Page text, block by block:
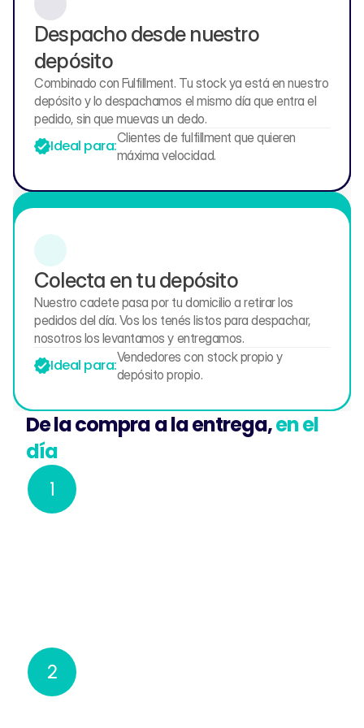
Despacho desde nuestro
depósito
Combinado con Fulfillment. Tu stock ya está en nuestro
depósito y lo despachamos el mismo día que entra el
pedido, sin que muevas un dedo.
Ideal para:Clientes de fulfillment que quieren
máxima velocidad.
Colecta en tu depósito
Nuestro cadete pasa por tu domicilio a retirar los
pedidos del día. Vos los tenés listos para despachar,
nosotros los levantamos y entregamos.
Ideal para:Vendedores con stock propio y
depósito propio.
De la compra a la entrega,en el
día
1
2